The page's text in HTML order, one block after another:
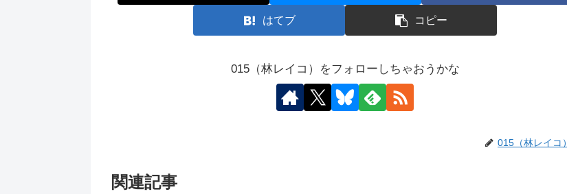
はてブ コピー
015（林レイコ）をフォローしちゃおうかな
015（林レイコ）
関連記事